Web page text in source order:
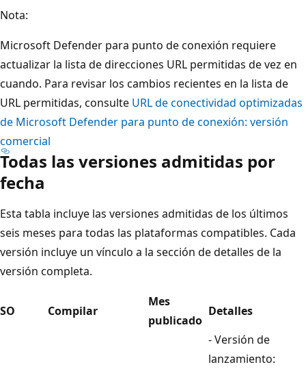
Nota:
Microsoft Defender para punto de conexión requiere
actualizar la lista de direcciones URL permitidas de vez en
cuando. Para revisar los cambios recientes en la lista de
URL permitidas, consulte URL de conectividad optimizadas
de Microsoft Defender para punto de conexión: versión
comercial
Todas las versiones admitidas por
fecha
Esta tabla incluye las versiones admitidas de los últimos
seis meses para todas las plataformas compatibles. Cada
versión incluye un vínculo a la sección de detalles de la
versión completa.
SO Compilar
Mes
publicado
Detalles
- Versión de
lanzamiento: